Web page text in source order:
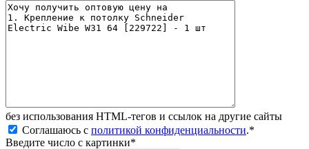
без иcпользования HTML-тегов и ссылок на другие сайты
Соглашаюсь с политикой конфиденциальности.*
Введите число с картинки*